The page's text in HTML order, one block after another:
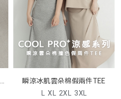
瞬涼冰肌雲朵棉假兩件TEE
L XL 2XL 3XL